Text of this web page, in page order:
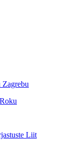
Liit